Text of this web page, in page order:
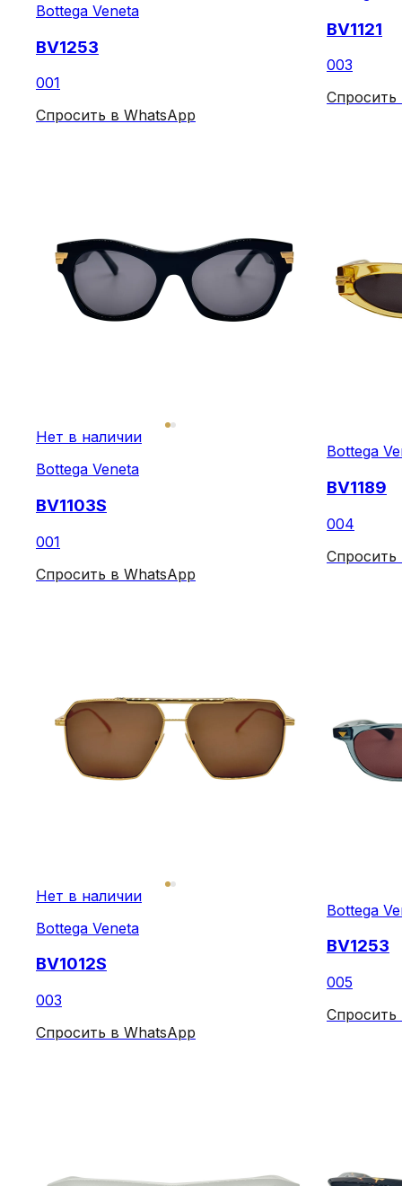
Bottega Veneta
BV1253
001
Спросить в WhatsApp
BV1121
003
Спросить
Нет в наличии
Bottega Veneta
BV1103S
001
Спросить в WhatsApp
Bottega
BV1189
004
Спросить
Нет в наличии
Bottega Veneta
BV1012S
003
Спросить в WhatsApp
Bottega
BV1253
005
Спросить